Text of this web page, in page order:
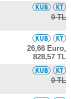
0 TL
26,66 Euro,
828,57 TL
0 TL